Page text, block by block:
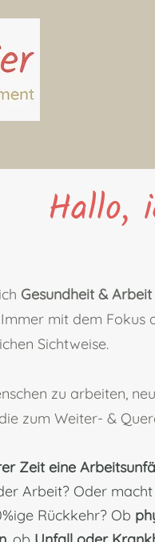
Hallo,
Gesundheit & Arbeit
Immer mit dem Fokus
Sichtweise.
zu arbeiten,
zum Weiter- &
Zeit eine
Arbeit? Oder
Rückkehr? Ob